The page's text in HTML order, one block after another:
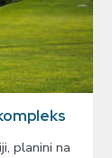
planini na